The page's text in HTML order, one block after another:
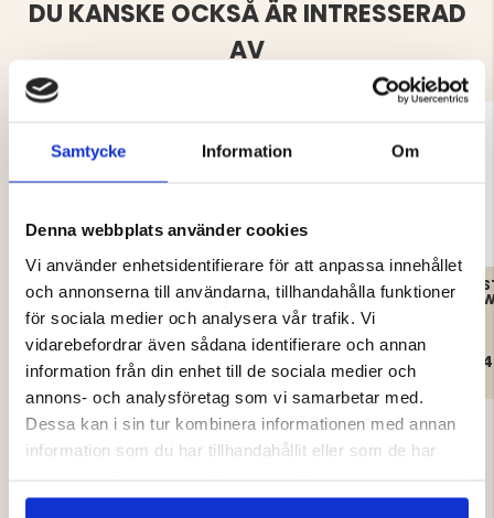
Samtycke Information Om
Denna webbplats använder cookies
Vi använder enhetsidentifierare för att anpassa innehållet
och annonserna till användarna, tillhandahålla funktioner
för sociala medier och analysera vår trafik. Vi
vidarebefordrar även sådana identifierare och annan
information från din enhet till de sociala medier och
annons- och analysföretag som vi samarbetar med.
Dessa kan i sin tur kombinera informationen med annan
information som du har tillhandahållit eller som de har
DU KANSKE OCKSÅ ÄR INTRESSERAD
AV
P4H ELITE - VÄNDBAR
LAMINERAD
FLEECEJACKA - ORANGE
CAMO
1 095 kr
MULTISCARF, P4H
129 kr